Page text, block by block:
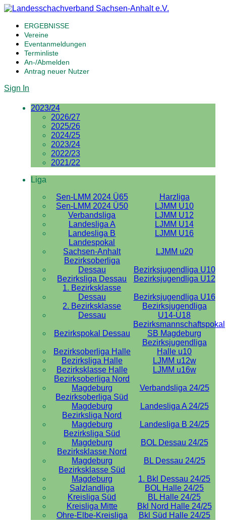
ERGEBNISSE
Vereine
Eventanmeldungen
Terminliste
An-/Abmelden
Antrag neuer Nutzer
Sign In
2023/24
2026/27
2025/26
2024/25
2023/24
2022/23
2021/22
Liga
Sen-LMM 2024 Ü65
Harzliga
Sen-LMM 2024 Ü50
LJMM U10
Verbandsliga
LJMM U12
Landesliga A
LJMM U14
Landesliga B
LJMM U16
Landespokal
Sachsen-Anhalt
LJMM u20
Bezirksoberliga
Dessau
Bezirksjugendliga U10
Bezirksliga Dessau
Bezirksjugendliga U12
1. Bezirksklasse
Dessau
Bezirksjugendliga U16
2. Bezirksklasse
Dessau
Bezirksjugendliga
U14-U18
Bezirkspokal Dessau
Bezirksmannschaftspokal
SB Magdeburg
Bezirksoberliga Halle
Bezirksjugendliga
Halle u10
Bezirksliga Halle
LJMM u12w
Bezirksklasse Halle
LJMM u16w
Bezirksoberliga Nord
Magdeburg
Verbandsliga 24/25
Bezirksoberliga Süd
Magdeburg
Landesliga A 24/25
Bezirksliga Nord
Magdeburg
Landesliga B 24/25
Bezirksliga Süd
Magdeburg
BOL Dessau 24/25
Bezirksklasse Nord
Magdeburg
BL Dessau 24/25
Bezirksklasse Süd
Magdeburg
1. Bkl Dessau 24/25
Salzlandliga
BOL Halle 24/25
Kreisliga Süd
BL Halle 24/25
Kreisliga Mitte
Bkl Nord Halle 24/25
Ohre-Elbe-Kreisliga
Bkl Süd Halle 24/25